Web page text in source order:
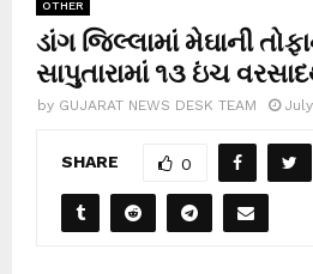
OTHER
ડાંગ જિલ્લામાં મેઘાની
સાપુતારામાં ૧૩ ઇંચ
by GUJARAT NEWS DESK TEAM
SHARE 0